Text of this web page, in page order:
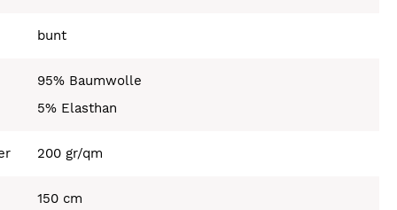
bunt
95% Baumwolle
5% Elasthan
200 gr/qm
150 cm